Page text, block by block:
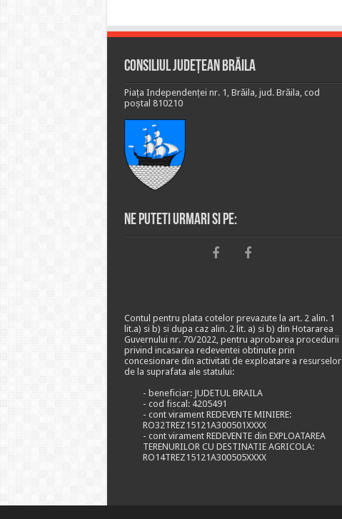
Consiliul Județean Brăila
Piața Independenței nr. 1, Brăila, jud. Brăila, cod
poștal 810210
Ne puteti urmari si pe:
Contul pentru plata cotelor prevazute la art. 2 alin. 1
lit.a) si b) si dupa caz alin. 2 lit. a) si b) din Hotararea
Guvernului nr. 70/2022, pentru aprobarea procedurii
privind incasarea redeventei obtinute prin
concesionare din activitati de exploatare a resurselor
de la suprafata ale statului:
- beneficiar: JUDETUL BRAILA
- cod fiscal: 4205491
- cont virament REDEVENTE MINIERE:
RO32TREZ15121A300501XXXX
- cont virament REDEVENTE din EXPLOATAREA
TERENURILOR CU DESTINATIE AGRICOLA:
RO14TREZ15121A300505XXXX